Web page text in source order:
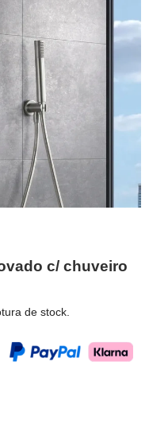
c/ chuveiro
de stock.